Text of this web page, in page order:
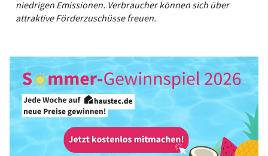
niedrigen Emissionen. Verbraucher können sich über
attraktive Förderzuschüsse freuen.